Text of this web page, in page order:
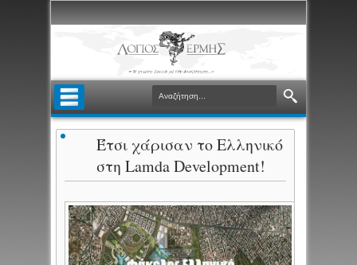
Έτσι χάρισαν το Ελληνικό
στη Lamda Development!